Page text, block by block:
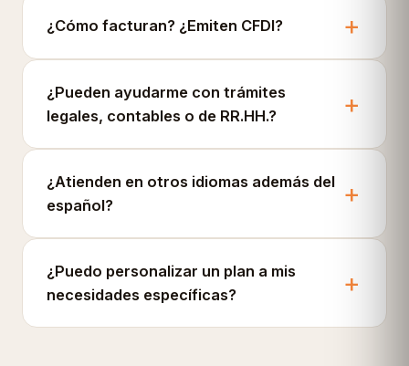
¿Cómo facturan? ¿Emiten CFDI?
¿Pueden ayudarme con trámites
legales, contables o de RR.HH.?
¿Atienden en otros idiomas además del
español?
¿Puedo personalizar un plan a mis
necesidades específicas?